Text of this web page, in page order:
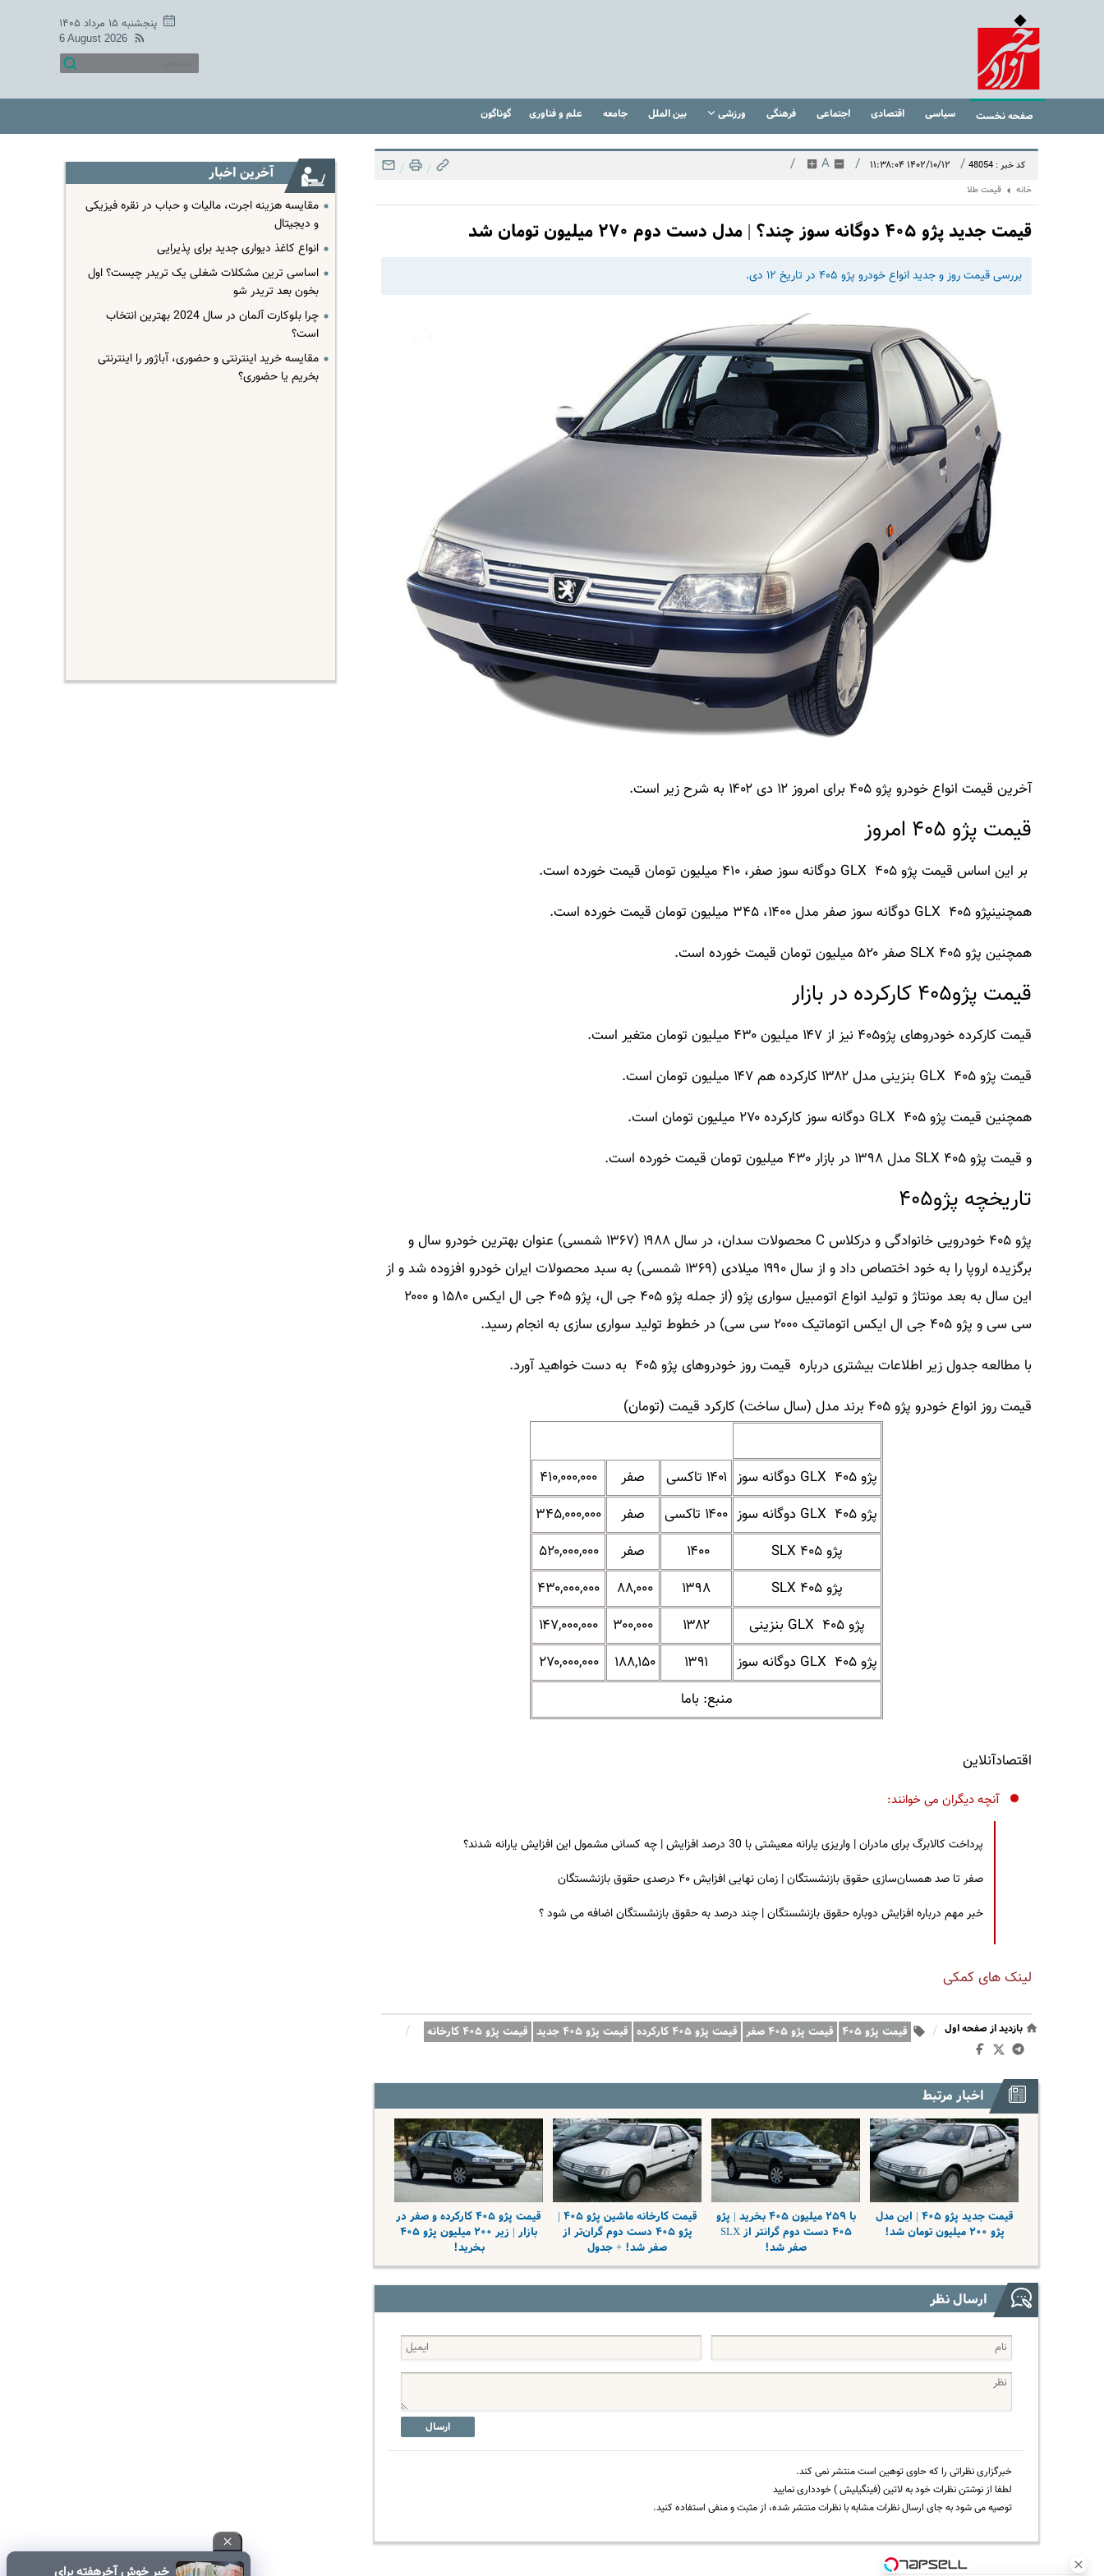
پنجشنبه ۱۵ مرداد ۱۴۰۵
6 August 2026
صفحه نخست سیاسی اقتصادی اجتماعی فرهنگی ورزشی بین الملل جامعه علم و فناوری گوناگون
کد خبر : 48054 / ۱۴۰۲/۱۰/۱۲ ۱۱:۳۸:۰۴ /
A
/
/
/
خانه قیمت طلا
قیمت جدید پژو ۴۰۵ دوگانه سوز چند؟ | مدل دست دوم ۲۷۰ میلیون تومان شد
بررسی قیمت روز و جدید انواع خودرو پژو ۴۰۵ در تاریخ ۱۲ دی.
آخرین قیمت انواع خودرو پژو ۴۰۵ برای امروز ۱۲ دی ۱۴۰۲ به شرح زیر است.
قیمت پژو ۴۰۵ امروز
بر این اساس قیمت پژو ۴۰۵ GLX دوگانه سوز صفر، ۴۱۰ میلیون تومان قیمت خورده است.
همچنینپژو ۴۰۵ GLX دوگانه سوز صفر مدل ۱۴۰۰، ۳۴۵ میلیون تومان قیمت خورده است.
همچنین پژو ۴۰۵ SLX صفر ۵۲۰ میلیون تومان قیمت خورده است.
قیمت پژو۴۰۵ کارکرده در بازار
قیمت کارکرده خودروهای پژو۴۰۵ نیز از ۱۴۷ میلیون ۴۳۰ میلیون تومان متغیر است.
قیمت پژو ۴۰۵ GLX بنزینی مدل ۱۳۸۲ کارکرده هم ۱۴۷ میلیون تومان است.
همچنین قیمت پژو ۴۰۵ GLX دوگانه سوز کارکرده ۲۷۰ میلیون تومان است.
و قیمت پژو ۴۰۵ SLX مدل ۱۳۹۸ در بازار ۴۳۰ میلیون تومان قیمت خورده است.
تاریخچه پژو۴۰۵
پژو ۴۰۵ خودرویی خانوادگی و درکلاس C محصولات سدان، در سال ۱۹۸۸ (۱۳۶۷ شمسی) عنوان بهترین خودرو سال و
برگزیده اروپا را به خود اختصاص داد و از سال ۱۹۹۰ میلادی (۱۳۶۹ شمسی) به سبد محصولات ایران خودرو افزوده شد و از
این سال به بعد مونتاژ و تولید انواع اتومبیل سواری پژو (از جمله پژو ۴۰۵ جی ال، پژو ۴۰۵ جی ال ایکس ۱۵۸۰ و ۲۰۰۰
سی سی و پژو ۴۰۵ جی ال ایکس اتوماتیک ۲۰۰۰ سی سی) در خطوط تولید سواری سازی به انجام رسید.
با مطالعه جدول زیر اطلاعات بیشتری درباره قیمت روز خودروهای پژو ۴۰۵ به دست خواهید آورد.
قیمت روز انواع خودرو پژو ۴۰۵ برند مدل (سال ساخت) کارکرد قیمت (تومان)
پژو ۴۰۵ GLX دوگانه سوز ۱۴۰۱ تاکسی صفر
۴۱۰,۰۰۰,۰۰۰
پژو ۴۰۵ GLX دوگانه سوز
۱۴۰۰ تاکسی صفر
۳۴۵,۰۰۰,۰۰۰
پژو ۴۰۵ SLX
۱۴۰۰ صفر
۵۲۰,۰۰۰,۰۰۰
پژو ۴۰۵ SLX
۱۳۹۸ ۸۸,۰۰۰
۴۳۰,۰۰۰,۰۰۰
پژو ۴۰۵ GLX بنزینی
۱۳۸۲ ۳۰۰,۰۰۰
۱۴۷,۰۰۰,۰۰۰
پژو ۴۰۵ GLX دوگانه سوز
۱۳۹۱ ۱۸۸,۱۵۰
۲۷۰,۰۰۰,۰۰۰
منبع: باما
اقتصادآنلاین
آنچه دیگران می خوانند:
پرداخت کالابرگ برای مادران | واریزی یارانه معیشتی با 30 درصد افزایش | چه کسانی مشمول این افزایش یارانه شدند؟
صفر تا صد همسان‌سازی حقوق بازنشستگان | زمان نهایی افزایش ۴۰ درصدی حقوق بازنشستگان
خبر مهم درباره افزایش دوباره حقوق بازنشستگان | چند درصد به حقوق بازنشستگان اضافه می شود ؟
لینک های کمکی
بازدید از صفحه اول / قیمت پژو ۴۰۵ قیمت پژو ۴۰۵ صفر قیمت پژو ۴۰۵ کارکرده قیمت پژو ۴۰۵ جدید قیمت پژو ۴۰۵ کارخانه /
اخبار مرتبط
قیمت جدید پژو ۴۰۵ | این مدل
پژو ۲۰۰ میلیون تومان شد!
با ۲۵۹ میلیون ۴۰۵ بخرید | پژو
۴۰۵ دست دوم گرانتر از SLX
صفر شد!
قیمت کارخانه ماشین پژو ۴۰۵ |
پژو ۴۰۵ دست دوم گران‌تر از
صفر شد! + جدول
قیمت پژو ۴۰۵ کارکرده و صفر در
بازار | زیر ۲۰۰ میلیون پژو ۴۰۵
بخرید!
ارسال نظر
ارسال
خبرگزاری نظراتی را که حاوی توهین است منتشر نمی کند.
لطفا از نوشتن نظرات خود به لاتین (فینگیلیش ) خودداری نمایید
توصیه می شود به جای ارسال نظرات مشابه با نظرات منتشر شده، از مثبت و منفی استفاده کنید.
آخرین اخبار
مقایسه هزینه اجرت، مالیات و حباب در نقره فیزیکی
و دیجیتال
انواع کاغذ دیواری جدید برای پذیرایی
اساسی ترین مشکلات شغلی یک تریدر چیست؟ اول
بخون بعد تریدر شو
چرا بلوکارت آلمان در سال 2024 بهترین انتخاب
است؟
مقایسه خرید اینترنتی و حضوری، آباژور را اینترنتی
بخریم یا حضوری؟